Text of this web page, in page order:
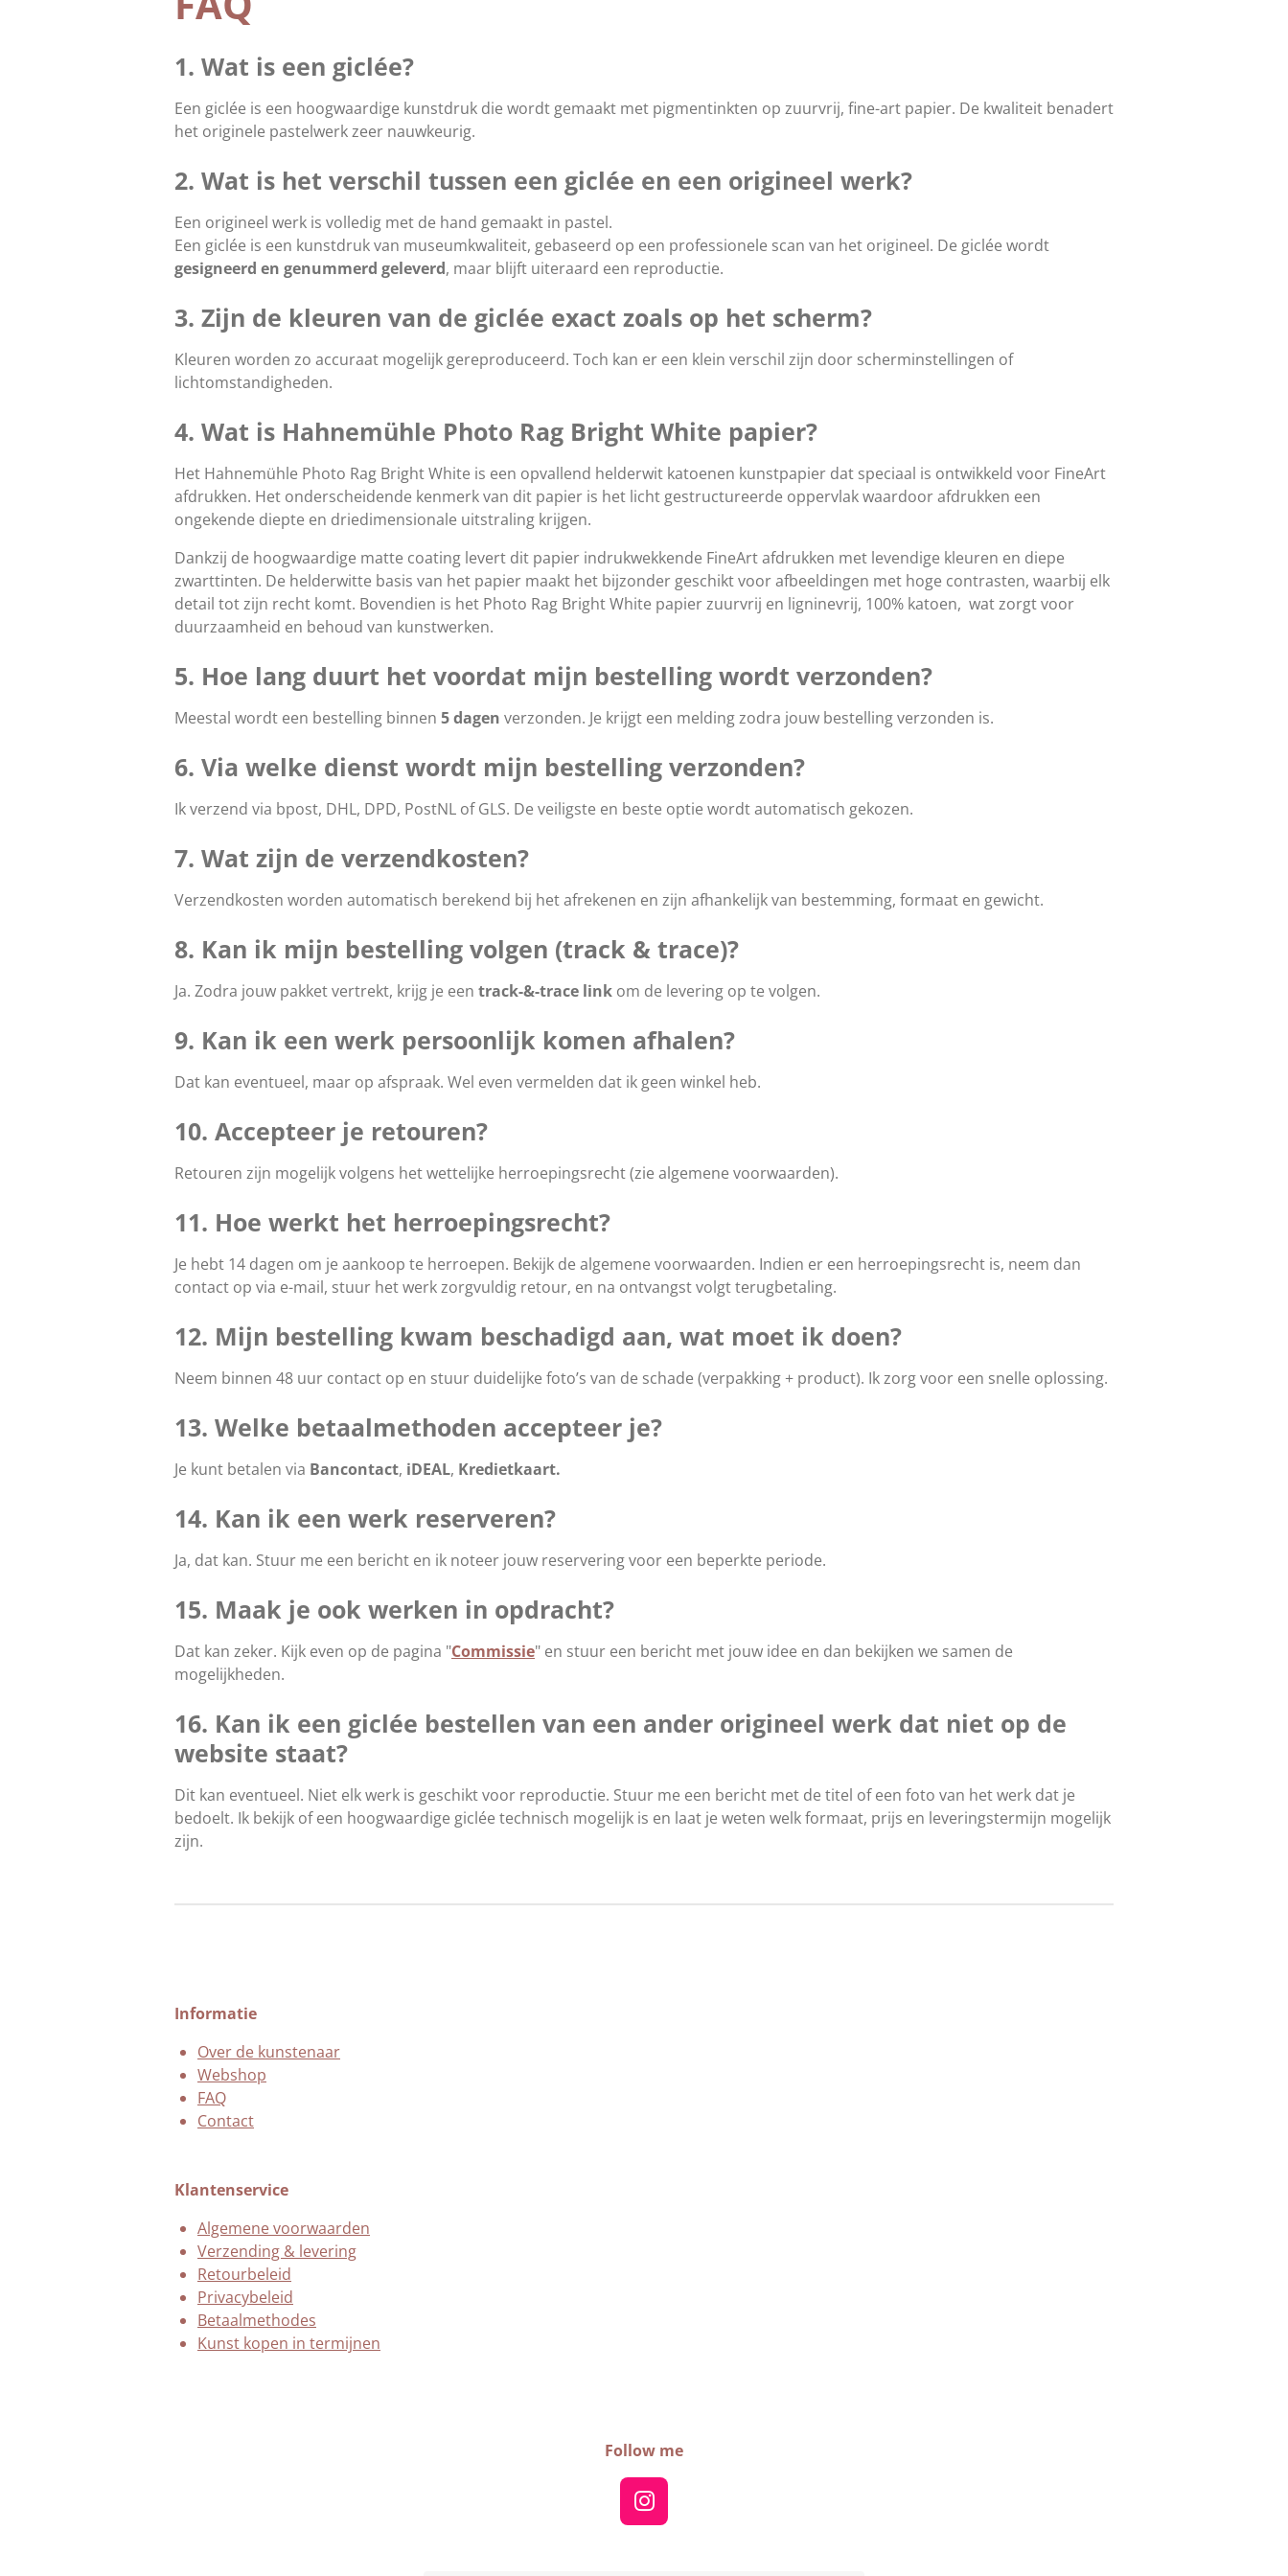
1. Wat is een giclée?
Een giclée is een hoogwaardige kunstdruk die wordt gemaakt met pigmentinkten op zuurvrij, fine-art papier. De kwaliteit benadert
het originele pastelwerk zeer nauwkeurig.
2. Wat is het verschil tussen een giclée en een origineel werk?
Een origineel werk is volledig met de hand gemaakt in pastel.
Een giclée is een kunstdruk van museumkwaliteit, gebaseerd op een professionele scan van het origineel. De giclée wordt
gesigneerd en genummerd geleverd, maar blijft uiteraard een reproductie.
3. Zijn de kleuren van de giclée exact zoals op het scherm?
Kleuren worden zo accuraat mogelijk gereproduceerd. Toch kan er een klein verschil zijn door scherminstellingen of
lichtomstandigheden.
4. Wat is Hahnemühle Photo Rag Bright White papier?
Het Hahnemühle Photo Rag Bright White is een opvallend helderwit katoenen kunstpapier dat speciaal is ontwikkeld voor FineArt
afdrukken. Het onderscheidende kenmerk van dit papier is het licht gestructureerde oppervlak waardoor afdrukken een
ongekende diepte en driedimensionale uitstraling krijgen.
Dankzij de hoogwaardige matte coating levert dit papier indrukwekkende FineArt afdrukken met levendige kleuren en diepe
zwarttinten. De helderwitte basis van het papier maakt het bijzonder geschikt voor afbeeldingen met hoge contrasten, waarbij elk
detail tot zijn recht komt. Bovendien is het Photo Rag Bright White papier zuurvrij en ligninevrij, 100% katoen, wat zorgt voor
duurzaamheid en behoud van kunstwerken.
5. Hoe lang duurt het voordat mijn bestelling wordt verzonden?
Meestal wordt een bestelling binnen 5 dagen verzonden. Je krijgt een melding zodra jouw bestelling verzonden is.
6. Via welke dienst wordt mijn bestelling verzonden?
Ik verzend via bpost, DHL, DPD, PostNL of GLS. De veiligste en beste optie wordt automatisch gekozen.
7. Wat zijn de verzendkosten?
Verzendkosten worden automatisch berekend bij het afrekenen en zijn afhankelijk van bestemming, formaat en gewicht.
8. Kan ik mijn bestelling volgen (track & trace)?
Ja. Zodra jouw pakket vertrekt, krijg je een track-&-trace link om de levering op te volgen.
9. Kan ik een werk persoonlijk komen afhalen?
Dat kan eventueel, maar op afspraak. Wel even vermelden dat ik geen winkel heb.
10. Accepteer je retouren?
Retouren zijn mogelijk volgens het wettelijke herroepingsrecht (zie algemene voorwaarden).
11. Hoe werkt het herroepingsrecht?
Je hebt 14 dagen om je aankoop te herroepen. Bekijk de algemene voorwaarden. Indien er een herroepingsrecht is, neem dan
contact op via e-mail, stuur het werk zorgvuldig retour, en na ontvangst volgt terugbetaling.
12. Mijn bestelling kwam beschadigd aan, wat moet ik doen?
Neem binnen 48 uur contact op en stuur duidelijke foto’s van de schade (verpakking + product). Ik zorg voor een snelle oplossing.
13. Welke betaalmethoden accepteer je?
Je kunt betalen via Bancontact, iDEAL, Kredietkaart.
14. Kan ik een werk reserveren?
Ja, dat kan. Stuur me een bericht en ik noteer jouw reservering voor een beperkte periode.
15. Maak je ook werken in opdracht?
Dat kan zeker. Kijk even op de pagina "Commissie" en stuur een bericht met jouw idee en dan bekijken we samen de
mogelijkheden.
16. Kan ik een giclée bestellen van een ander origineel werk dat niet op de
website staat?
Dit kan eventueel. Niet elk werk is geschikt voor reproductie. Stuur me een bericht met de titel of een foto van het werk dat je
bedoelt. Ik bekijk of een hoogwaardige giclée technisch mogelijk is en laat je weten welk formaat, prijs en leveringstermijn mogelijk
zijn.
Informatie
Over de kunstenaar
Webshop
FAQ
Contact
Klantenservice
Algemene voorwaarden
Verzending & levering
Retourbeleid
Privacybeleid
Betaalmethodes
Kunst kopen in termijnen
Follow me
I
n